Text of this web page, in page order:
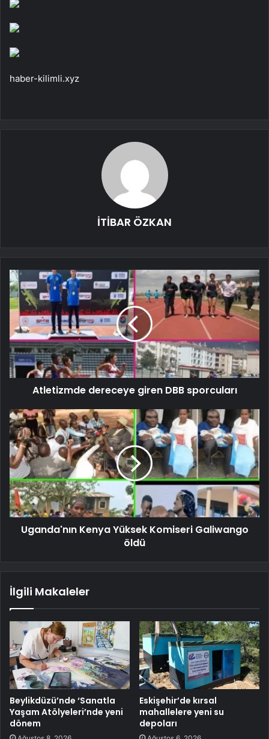
haber-kilimli.xyz
İTİBAR ÖZKAN
Atletizmde dereceye giren DBB sporcuları
Uganda'nın Kenya Yüksek Komiseri Galiwango
öldü
İlgili Makaleler
Beylikdüzü’nde ‘Sanatla
Yaşam Atölyeleri’nde yeni
dönem
Eskişehir’de kırsal
mahallelere yeni su
depoları